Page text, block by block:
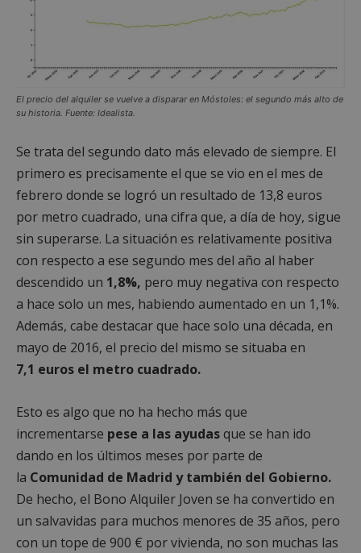
El precio del alquiler se vuelve a disparar en Móstoles: el segundo más alto de
su historia. Fuente: Idealista.
Se trata del segundo dato más elevado de siempre. El
primero es precisamente el que se vio en el mes de
febrero donde se logró un resultado de 13,8 euros
por metro cuadrado, una cifra que, a día de hoy, sigue
sin superarse. La situación es relativamente positiva
con respecto a ese segundo mes del año al haber
descendido un 1,8%, pero muy negativa con respecto
a hace solo un mes, habiendo aumentado en un 1,1%.
Además, cabe destacar que hace solo una década, en
mayo de 2016, el precio del mismo se situaba en
7,1 euros el metro cuadrado.
Esto es algo que no ha hecho más que
incrementarse pese a las ayudasque se han ido
dando en los últimos meses por parte de
la Comunidad de Madrid y también del Gobierno.
De hecho, el Bono Alquiler Joven se ha convertido en
un salvavidas para muchos menores de 35 años, pero
con un tope de 900 € por vivienda, no son muchas las